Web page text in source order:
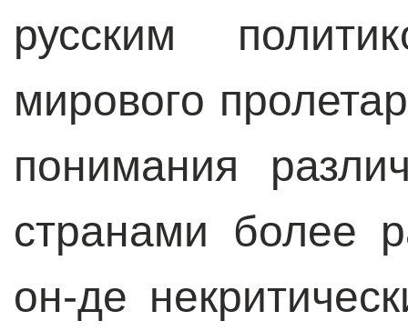
русским
мирового
понимания
странами более
он-де